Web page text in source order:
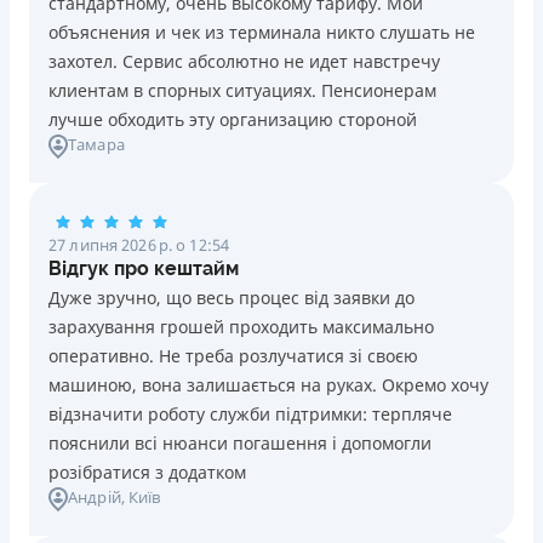
Ліцензія НБУ №10
Вся інформація про кредит
Знижена процентна ставка 0,01% в день для нових
клієнтів на період від 3 до 30 днів (після цього діє
стандартна ставка 1%)
Запитуються лише дані паспорта, ІПН, номер
банківської картки й телефону
Оформляються кредити онлайн 24/7. Розглядаються
кредитною історією
Переказуються гроші на банківську картку відразу
після підписання електронного договору про надання
кредиту
Даруються знижки до -99% постійним клієнтам на
майбутні кредити згідно з програмою лояльності
Програма лояльності для постійних клієнтів
Цілодобова підтримка в Viber, Telegram, Facebook
Недоліки
Нема кредиту для юросіб (ФОП)
объяснения и чек из терминала никто слушать не
захотел. Сервис абсолютно не идет навстречу
клиентам в спорных ситуациях. Пенсионерам
лучше обходить эту организацию стороной
Тамара
27 липня 2026 р. о 12:54
Відгук про кештайм
Дуже зручно, що весь процес від заявки до
зарахування грошей проходить максимально
оперативно. Не треба розлучатися зі своєю
машиною, вона залишається на руках. Окремо хочу
відзначити роботу служби підтримки: терпляче
пояснили всі нюанси погашення і допомогли
розібратися з додатком
Андрій, Київ